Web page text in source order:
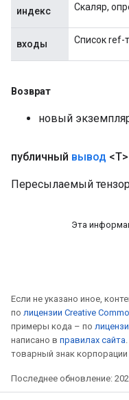
индекс Скаляр,
входы Список ref-
Возврат
новый
публичный вывод <T>
Пересылаемый
Эта
Если не указано иное,
по лицензии Creative
примеры кода – по
написано в правилах сайта
товарный знак
Последнее обновление: